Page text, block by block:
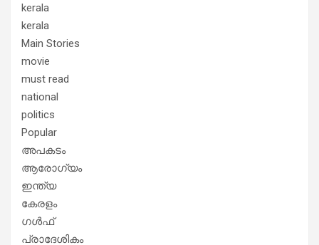
kerala
kerala
Main Stories
movie
must read
national
politics
Popular
അപകടം
ആരോഗ്യം
ഇന്ത്യ
കേരളം
ഗൾഫ്
പ്രാദേശികം